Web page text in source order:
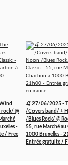
rock/ @
-
/ Free
🍒 27/06/2025 -
/Covers band/ +
/Blues Rock/ @
55, rue Marché au
1000 Bruxelles -
Entrée gratuite /